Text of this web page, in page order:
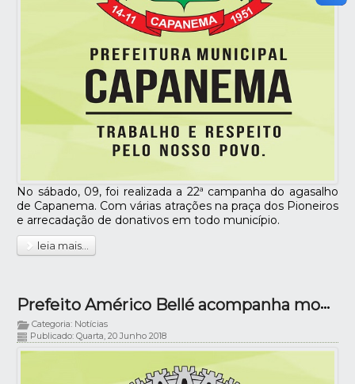
No sábado, 09, foi realizada a 22ª campanha do agasalho
de Capanema. Com várias atrações na praça dos Pioneiros
e arrecadação de donativos em todo município.
leia mais...
Prefeito Américo Bellé acompanha montagem da Escola Móvel SENAI
Categoria: Notícias
Publicado: Quarta, 20 Junho 2018